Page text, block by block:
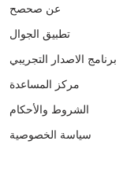
عن صحصح
تطبيق الجوال
برنامج الاصدار التجريبي
مركز المساعدة
الشروط والأحكام
سياسة الخصوصية